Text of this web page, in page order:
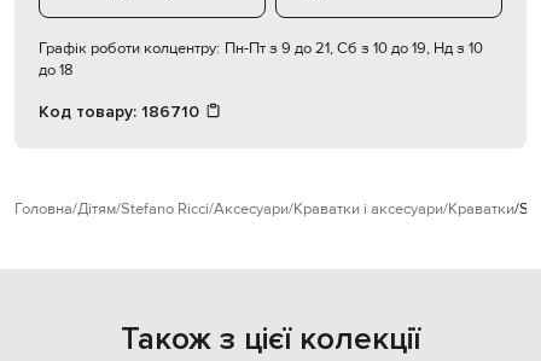
Графік роботи колцентру: Пн-Пт з 9 до 21, Сб з 10 до 19, Нд з 10
до 18
Код товару: 186710
Головна Дітям Stefano Ricci Аксесуари Краватки і аксесуари Краватки
Також з цієї колекції